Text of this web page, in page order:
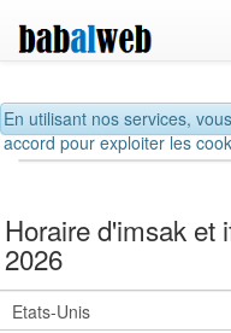
En utilisant nos services,
accord pour exploiter les
Horaire d'imsak et
2026